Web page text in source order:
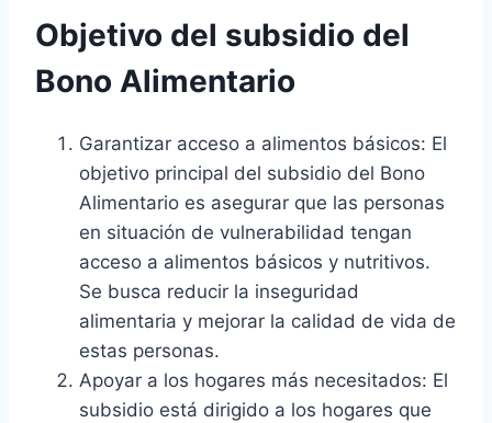
Objetivo del subsidio del
Bono Alimentario
Garantizar acceso a alimentos básicos: El
objetivo principal del subsidio del Bono
Alimentario es asegurar que las personas
en situación de vulnerabilidad tengan
acceso a alimentos básicos y nutritivos.
Se busca reducir la inseguridad
alimentaria y mejorar la calidad de vida de
estas personas.
Apoyar a los hogares más necesitados: El
subsidio está dirigido a los hogares que